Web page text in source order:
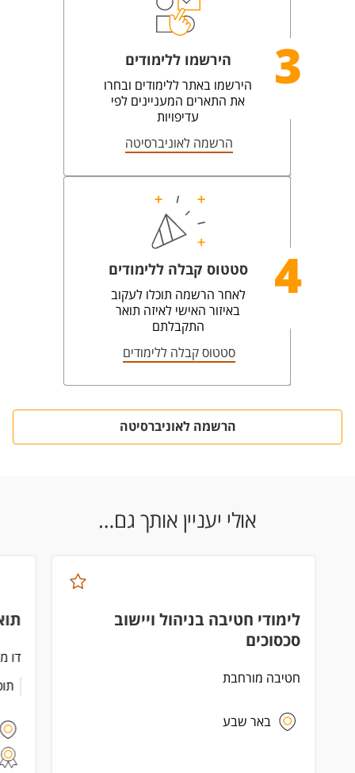
3 הירשמו ללימודים
הירשמו באתר ללימודים ובחרו
את התארים המעניינים לפי
עדיפויות
הרשמה לאוניברסיטה
4 סטטוס קבלה ללימודים
לאחר הרשמה תוכלו לעקוב
באיזור האישי לאיזה תואר
התקבלתם
סטטוס קבלה ללימודים
הרשמה לאוניברסיטה
אולי יעניין אותך גם…
לימודי חטיבה בניהול ויישוב
סכסוכים
חטיבה מורחבת
באר שבע
דו